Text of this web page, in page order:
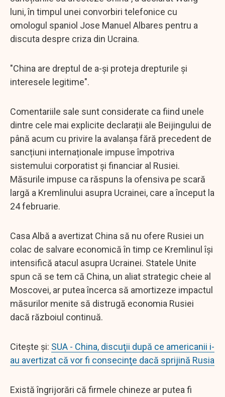
luni, în timpul unei convorbiri telefonice cu
omologul spaniol Jose Manuel Albares pentru a
discuta despre criza din Ucraina.
"China are dreptul de a-și proteja drepturile și
interesele legitime".
Comentariile sale sunt considerate ca fiind unele
dintre cele mai explicite declarații ale Beijingului de
până acum cu privire la avalanșa fără precedent de
sancțiuni internaționale impuse împotriva
sistemului corporatist și financiar al Rusiei.
Măsurile impuse ca răspuns la ofensiva pe scară
largă a Kremlinului asupra Ucrainei, care a început la
24 februarie.
Casa Albă a avertizat China să nu ofere Rusiei un
colac de salvare economică în timp ce Kremlinul își
intensifică atacul asupra Ucrainei. Statele Unite
spun că se tem că China, un aliat strategic cheie al
Moscovei, ar putea încerca să amortizeze impactul
măsurilor menite să distrugă economia Rusiei
dacă războiul continuă.
Citește și: SUA - China, discuţii după ce americanii i-
au avertizat că vor fi consecinţe dacă sprijină Rusia
Există îngrijorări că firmele chineze ar putea fi